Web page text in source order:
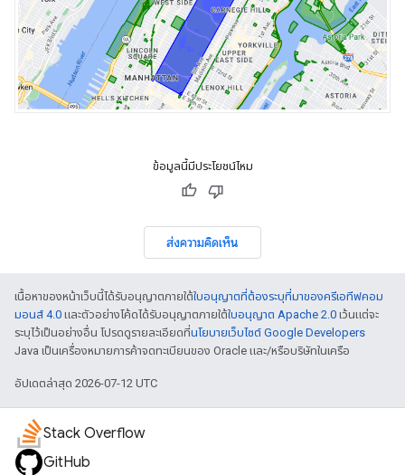
ข้อมูลนี้มีประโยชน์ไหม
ส่งความคิดเห็น
เนื้อหาของหน้าเว็บนี้ได้รับอนุญาตภายใต้ใบอนุญาตที่ต้องระบุที่มาของครีเอทีฟคอม
มอนส์ 4.0 และตัวอย่างโค้ดได้รับอนุญาตภายใต้ใบอนุญาต Apache 2.0 เว้นแต่จะ
ระบุไว้เป็นอย่างอื่น โปรดดูรายละเอียดที่นโยบายเว็บไซต์ Google Developers
Java เป็นเครื่องหมายการค้าจดทะเบียนของ Oracle และ/หรือบริษัทในเครือ
อัปเดตล่าสุด 2026-07-12 UTC
Stack Overflow
GitHub